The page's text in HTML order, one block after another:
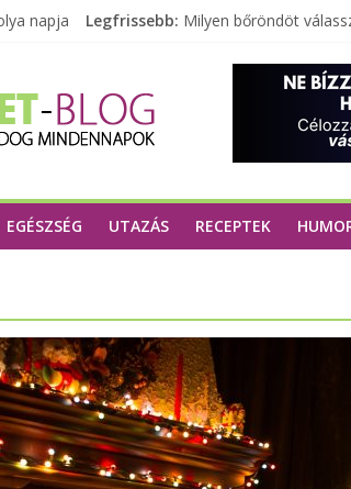
napja Legfrissebb: Milyen bőröndöt
Tartalék ajándék, amit
Különleges tömörfa
EGÉSZSÉG UTAZÁS RECEPTEK